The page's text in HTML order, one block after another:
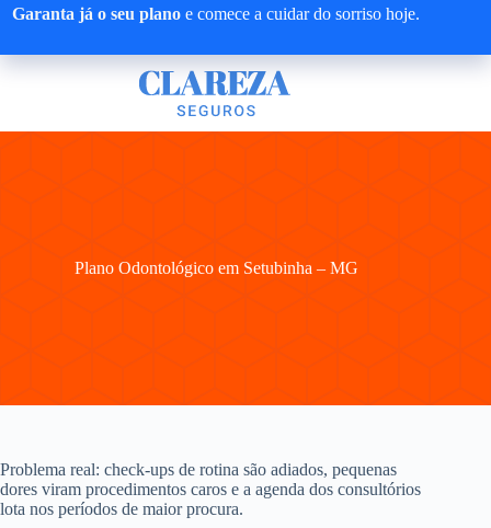
Pular
Garanta já o seu plano e comece a cuidar do sorriso hoje.
Plano Odontológico em Setubinha – MG
Problema real: check-ups de rotina são adiados, pequenas
dores viram procedimentos caros e a agenda dos consultórios
lota nos períodos de maior procura.